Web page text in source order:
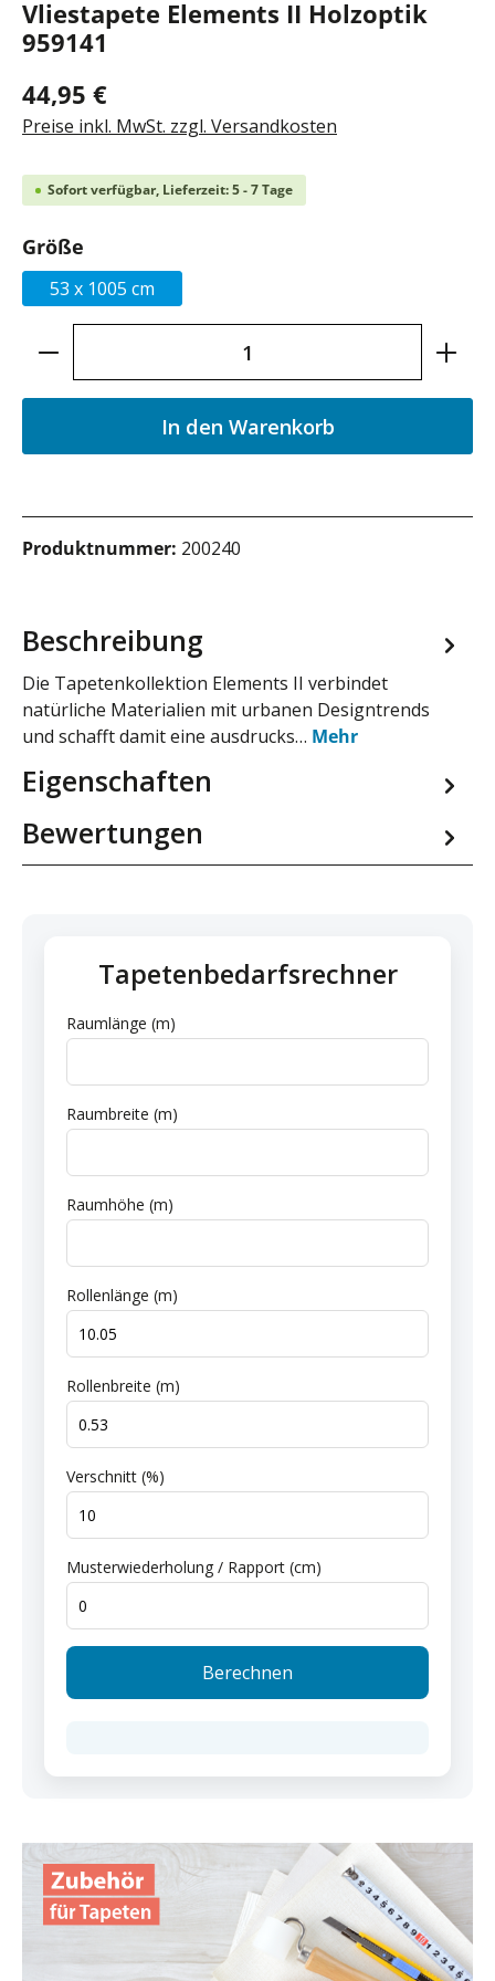
Vliestapete Elements II Holzoptik
959141
44,95 €
Preise inkl. MwSt. zzgl. Versandkosten
Sofort verfügbar, Lieferzeit: 5 - 7 Tage
Größe
53 x 1005 cm
Produkt Anzahl: Gib den gewünschten
In den Warenkorb
Produktnummer: 200240
Beschreibung
Die Tapetenkollektion Elements II verbindet
natürliche Materialien mit urbanen Designtrends
und schafft damit eine ausdrucks… Mehr
Eigenschaften
Bewertungen
Tapetenbedarfsrechner
Raumlänge (m)
Raumbreite (m)
Raumhöhe (m)
Rollenlänge (m)
Rollenbreite (m)
Verschnitt (%)
Musterwiederholung / Rapport (cm)
Berechnen